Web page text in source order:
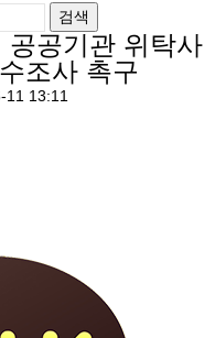
검색
공공기관 위탁사
조사 촉구
11 13:11